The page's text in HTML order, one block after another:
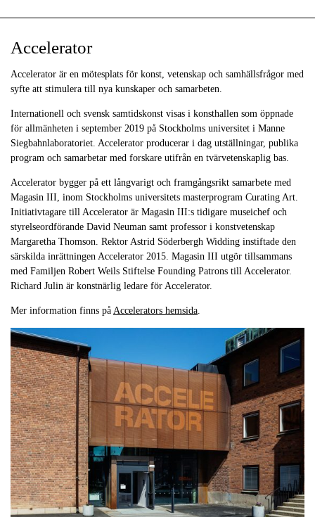
Accelerator
Accelerator är en mötesplats för konst, vetenskap och samhällsfrågor med
syfte att stimulera till nya kunskaper och samarbeten.
Internationell och svensk samtidskonst visas i konsthallen som öppnade
för allmänheten i september 2019 på Stockholms universitet i Manne
Siegbahnlaboratoriet. Accelerator producerar i dag utställningar, publika
program och samarbetar med forskare utifrån en tvärvetenskaplig bas.
Accelerator bygger på ett långvarigt och framgångsrikt samarbete med
Magasin III, inom Stockholms universitets masterprogram Curating Art.
Initiativtagare till Accelerator är Magasin III:s tidigare museichef och
styrelseordförande David Neuman samt professor i konstvetenskap
Margaretha Thomson. Rektor Astrid Söderbergh Widding instiftade den
särskilda inrättningen Accelerator 2015. Magasin III utgör tillsammans
med Familjen Robert Weils Stiftelse Founding Patrons till Accelerator.
Richard Julin är konstnärlig ledare för Accelerator.
Mer information finns på Accelerators hemsida.